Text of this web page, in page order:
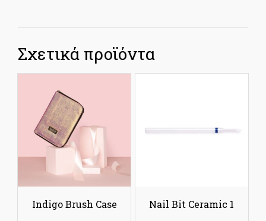
Σχετικά προϊόντα
Indigo Brush Case Nail Bit Ceramic 1